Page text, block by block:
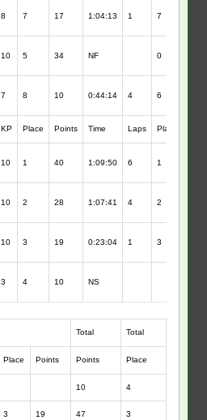
8 7 17 1:04:13 1 7
10 5 34 NF 0
7 8 10 0:44:14 4 6
KP Place Points Time Laps Place
10 1 40 1:09:50 6 1
10 2 28 1:07:41 4 2
10 3 19 0:23:04 1 3
3 4 10 NS
Total Total
Place Points Points Place
10 4
3 19 47 3